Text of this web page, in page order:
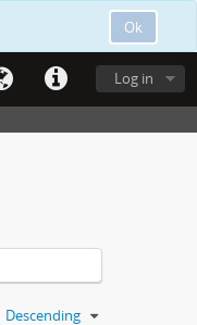
Ok
Log in
Descending